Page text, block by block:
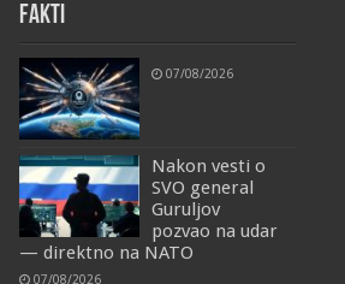
FAKTI
07/08/2026
Nakon vesti o
SVO general
Guruljov
pozvao na udar
— direktno na NATO
07/08/2026